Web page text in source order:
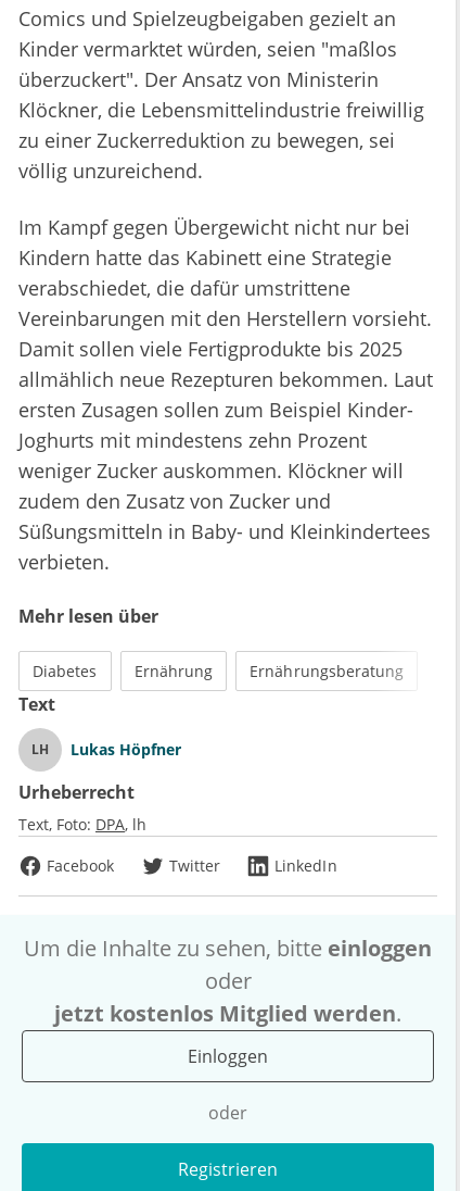
Comics und Spielzeugbeigaben gezielt an
Kinder vermarktet würden, seien "maßlos
überzuckert". Der Ansatz von Ministerin
Klöckner, die Lebensmittelindustrie freiwillig
zu einer Zuckerreduktion zu bewegen, sei
völlig unzureichend.
Im Kampf gegen Übergewicht nicht nur bei
Kindern hatte das Kabinett eine Strategie
verabschiedet, die dafür umstrittene
Vereinbarungen mit den Herstellern vorsieht.
Damit sollen viele Fertigprodukte bis 2025
allmählich neue Rezepturen bekommen. Laut
ersten Zusagen sollen zum Beispiel Kinder-
Joghurts mit mindestens zehn Prozent
weniger Zucker auskommen. Klöckner will
zudem den Zusatz von Zucker und
Süßungsmitteln in Baby- und Kleinkindertees
verbieten.
Mehr lesen über
Diabetes Ernährung Ernährungsberatung
Text
LH Lukas Höpfner
Urheberrecht
Text, Foto: DPA lh
Facebook
Twitter LinkedIn
Um die Inhalte zu sehen, bitte einloggen
oder
jetzt kostenlos Mitglied werden.
Einloggen
oder
Registrieren